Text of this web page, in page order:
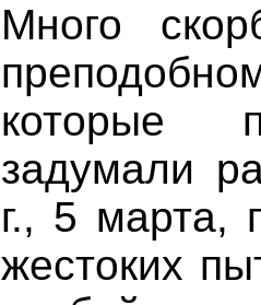
Много
которые
задумали
г., 5 марта,
жестоких